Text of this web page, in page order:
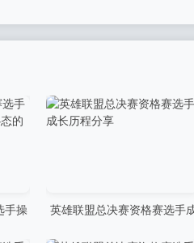
手操
英雄联盟总决赛资格赛选手